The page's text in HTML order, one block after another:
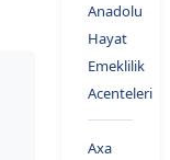
Anadolu
Hayat
Emeklilik
Acenteleri
Axa